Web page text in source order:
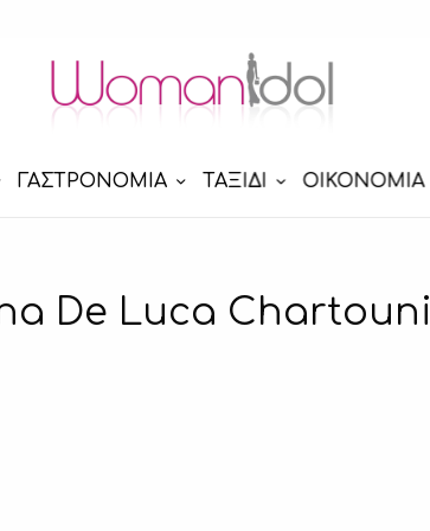
ΓΑΣΤΡΟΝΟΜΙΑ ΤΑΞΙΔΙ ΟΙΚΟΝΟΜΙΑ
De Luca Chartouni